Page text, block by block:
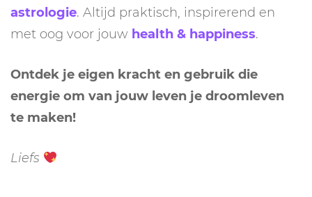
astrologie. Altijd praktisch, inspirerend en
met oog voor jouw health & happiness.
Ontdek je eigen kracht en gebruik die
energie om van jouw leven je droomleven
te maken!
Liefs